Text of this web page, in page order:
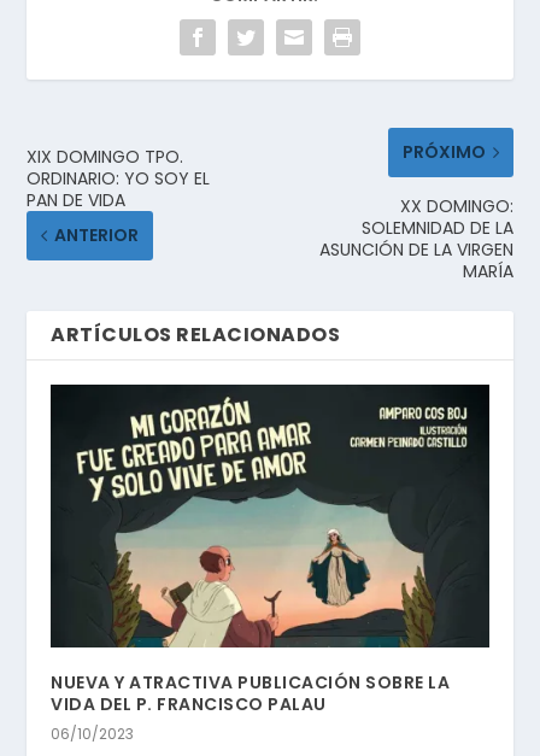
XIX DOMINGO TPO.
ORDINARIO: YO SOY EL
PAN DE VIDA
ANTERIOR
PRÓXIMO
XX DOMINGO:
SOLEMNIDAD DE LA
ASUNCIÓN DE LA VIRGEN
MARÍA
ARTÍCULOS RELACIONADOS
NUEVA Y ATRACTIVA PUBLICACIÓN SOBRE LA
VIDA DEL P. FRANCISCO PALAU
06/10/2023